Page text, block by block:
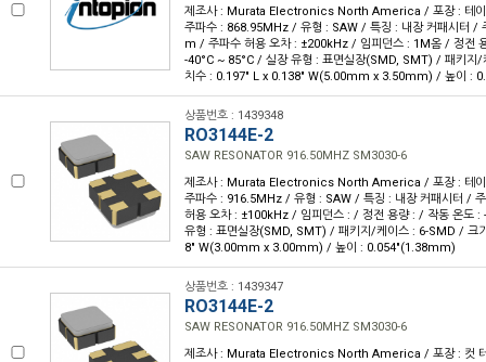
제조사 : Murata Electronics North America / 포장 : 테
주파수 : 868.95MHz / 유형 : SAW / 특징 : 내장 커패시터 /
m / 주파수 허용 오차 : ±200kHz / 임피던스 : 1M옴 / 정전
-40°C ~ 85°C / 실장 유형 : 표면실장(SMD, SMT) / 패키지
치수 : 0.197" L x 0.138" W(5.00mm x 3.50mm) / 높이 :
상품번호 : 1439348
RO3144E-2
SAW RESONATOR 916.50MHZ SM3030-6
제조사 : Murata Electronics North America / 포장 : 테
주파수 : 916.5MHz / 유형 : SAW / 특징 : 내장 커패시터 /
허용 오차 : ±100kHz / 임피던스 : / 정전 용량 : / 작동 온도 :
유형 : 표면실장(SMD, SMT) / 패키지/케이스 : 6-SMD / 크
8" W(3.00mm x 3.00mm) / 높이 : 0.054"(1.38mm)
상품번호 : 1439347
RO3144E-2
SAW RESONATOR 916.50MHZ SM3030-6
제조사 : Murata Electronics North America / 포장 : 컷